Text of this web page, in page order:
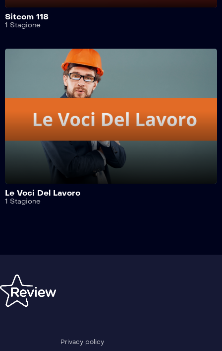
Safe Drive – 210^ Puntata
Safe Drive – 208^ Puntata
Safe Drive – 207^ Puntata
Safe Drive – 206^ Puntata
Sitcom 118
1 Stagione
Le Voci Del Lavoro
1 Stagione
Privacy policy